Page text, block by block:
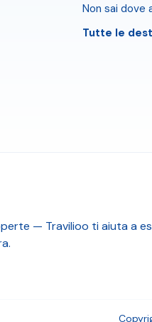
Non sai dove
Tutte le
— Travilioo ti aiuta a